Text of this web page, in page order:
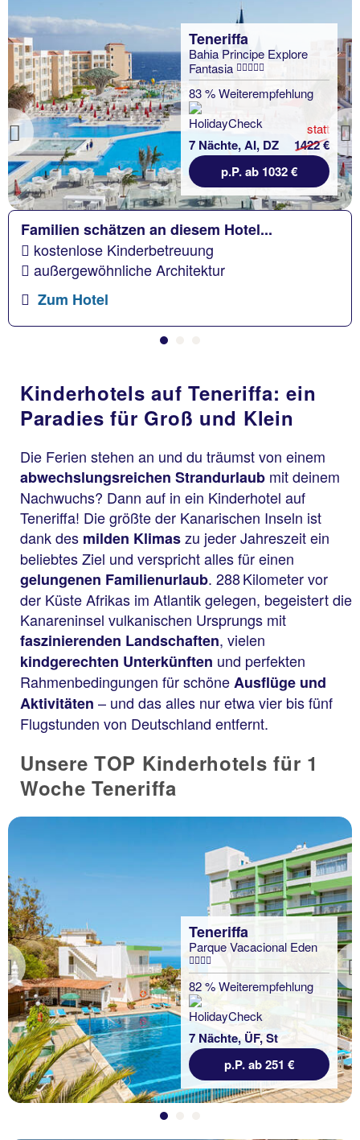
Previous
Teneriffa
Bahia Principe Explore
Fantasia
83 % Weiterempfehlung
7 Nächte, AI, DZ
statt
1422 €
p.P. ab 1032 €
Familien schätzen an diesem Hotel...
kostenlose Kinderbetreuung
außergewöhnliche Architektur
Zum Hotel
Kinderhotels auf Teneriffa: ein
Paradies für Groß und Klein
Die Ferien stehen an und du träumst von einem
abwechslungsreichen Strandurlaub mit deinem
Nachwuchs? Dann auf in ein Kinderhotel auf
Teneriffa! Die größte der Kanarischen Inseln ist
dank des milden Klimaszu jeder Jahreszeit ein
beliebtes Ziel und verspricht alles für einen
gelungenen Familienurlaub. 288 Kilometer vor
der Küste Afrikas im Atlantik gelegen, begeistert die
Kanareninsel vulkanischen Ursprungs mit
faszinierenden Landschaften, vielen
kindgerechten Unterkünften und perfekten
Rahmenbedingungen für schöneAusflüge und
Aktivitäten – und das alles nur etwa vier bis fünf
Flugstunden von Deutschland entfernt.
Unsere TOP Kinderhotels für 1
Woche Teneriffa
Previous
Teneriffa
Parque Vacacional Eden
82 % Weiterempfehlung
7 Nächte, ÜF, St
p.P. ab 251 €